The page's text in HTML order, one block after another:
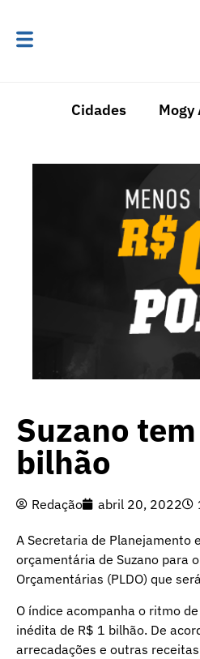
Cidades Mogy
Suzano
bilhão
Redação abril 20, 2022
A Secretaria de Planejamento
orçamentária de Suzano para
Orçamentárias (PLDO) que
O índice acompanha o ritmo
inédita de R$ 1 bilhão. De
arrecadações e outras